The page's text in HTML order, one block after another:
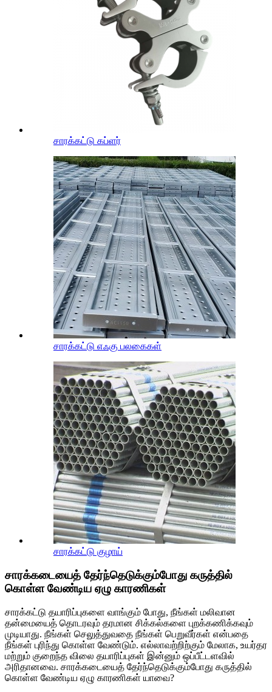
சாரக்கட்டு கப்ளர்
சாரக்கட்டு எஃகு பலகைகள்
சாரக்கட்டு குழாய்
சாரக்கடையைத் தேர்ந்தெடுக்கும்போது கருத்தில்
கொள்ள வேண்டிய ஏழு காரணிகள்
சாரக்கட்டு தயாரிப்புகளை வாங்கும் போது, ​​நீங்கள் மலிவான
தன்மையைத் தொடரவும் தரமான சிக்கல்களை புறக்கணிக்கவும்
முடியாது. நீங்கள் செலுத்துவதை நீங்கள் பெறுவீர்கள் என்பதை
நீங்கள் புரிந்து கொள்ள வேண்டும். எல்லாவற்றிற்கும் மேலாக, உயர்தர
மற்றும் குறைந்த விலை தயாரிப்புகள் இன்னும் ஒப்பீட்டளவில்
அரிதானவை. சாரக்கடையைத் தேர்ந்தெடுக்கும்போது கருத்தில்
கொள்ள வேண்டிய ஏழு காரணிகள் யாவை?